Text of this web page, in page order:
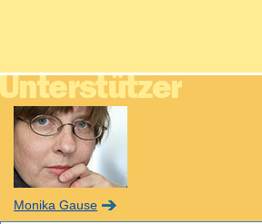
Monika Gause